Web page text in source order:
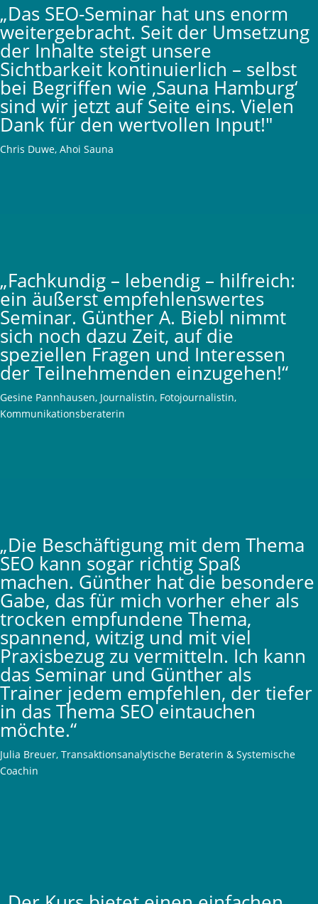
„Das SEO-Seminar hat uns enorm
weitergebracht. Seit der Umsetzung
der Inhalte steigt unsere
Sichtbarkeit kontinuierlich – selbst
bei Begriffen wie ‚Sauna Hamburg‘
sind wir jetzt auf Seite eins. Vielen
Dank für den wertvollen Input!"
Chris Duwe, Ahoi Sauna
„Fachkundig – lebendig – hilfreich:
ein äußerst empfehlenswertes
Seminar. Günther A. Biebl nimmt
sich noch dazu Zeit, auf die
speziellen Fragen und Interessen
der Teilnehmenden einzugehen!“
Gesine Pannhausen, Journalistin, Fotojournalistin,
Kommunikationsberaterin
„Die Beschäftigung mit dem Thema
SEO kann sogar richtig Spaß
machen. Günther hat die besondere
Gabe, das für mich vorher eher als
trocken empfundene Thema,
spannend, witzig und mit viel
Praxisbezug zu vermitteln. Ich kann
das Seminar und Günther als
Trainer jedem empfehlen, der tiefer
in das Thema SEO eintauchen
möchte.“
Julia Breuer, Transaktionsanalytische Beraterin & Systemische
Coachin